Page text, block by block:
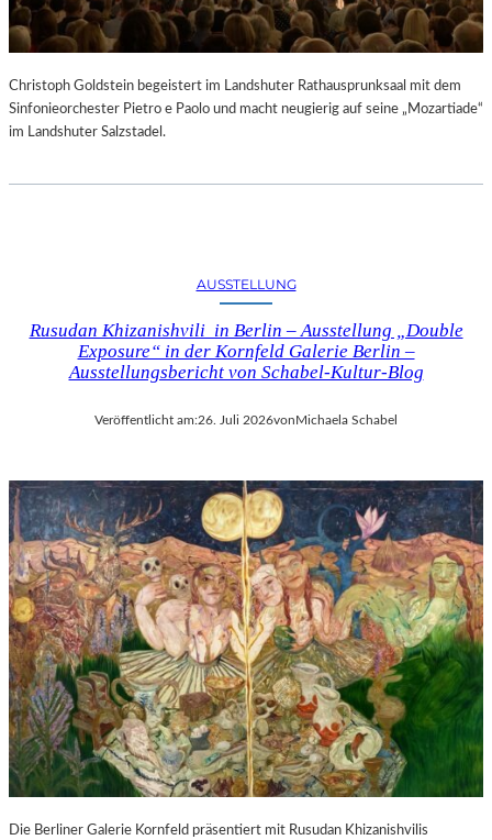
Christoph Goldstein begeistert im Landshuter Rathausprunksaal mit dem
Sinfonieorchester Pietro e Paolo und macht neugierig auf seine „Mozartiade“
im Landshuter Salzstadel.
AUSSTELLUNG
Rusudan Khizanishvili in Berlin – Ausstellung „Double
Exposure“ in der Kornfeld Galerie Berlin –
Ausstellungsbericht von Schabel-Kultur-Blog
Veröffentlicht am:26. Juli 2026von Michaela Schabel
Die Berliner Galerie Kornfeld präsentiert mit Rusudan Khizanishvilis